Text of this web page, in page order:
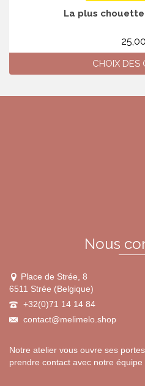
La plus
25,00
CHOIX DES
Nous
Place de Strée, 8
6511 Strée (Belgique)
+32(0)71 14 14 84
contact@melimelo.shop
Notre atelier vous ouvre ses
prendre contact avec notre équipe